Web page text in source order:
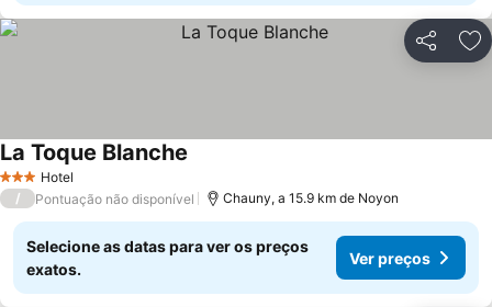
Partilhar
3 EstrelasHotel
La Toque Blanche
/ Pontuação não disponível Chauny, a 15.9 km de Noyon
Selecione as datas para ver os preços
exatos.
Ver preços